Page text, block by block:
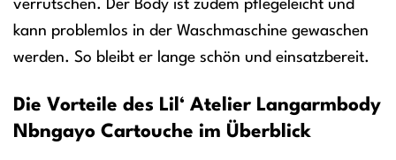
verrutschen. Der Body ist zudem pflegeleicht und
kann problemlos in der Waschmaschine gewaschen
werden. So bleibt er lange schön und einsatzbereit.
Die Vorteile des Lil‘ Atelier Langarmbody
Nbngayo Cartouche im Überblick